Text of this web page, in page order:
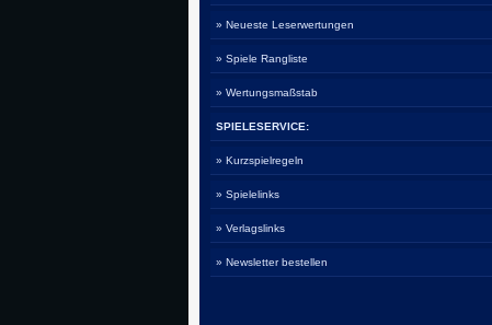
» Neueste Leserwertungen
» Spiele Rangliste
» Wertungsmaßstab
SPIELESERVICE:
» Kurzspielregeln
» Spielelinks
» Verlagslinks
» Newsletter bestellen